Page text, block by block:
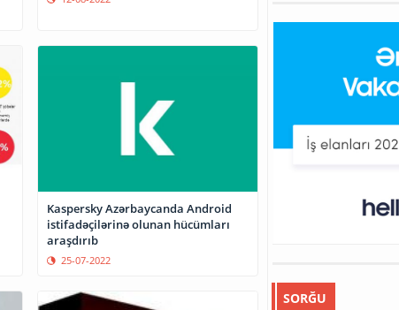
Kaspersky Azərbaycanda Android
istifadəçilərinə olunan hücümları
araşdırıb
25-07-2022
SORĞU